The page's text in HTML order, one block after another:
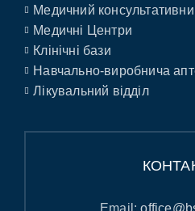
Медичний
Медичні Центри
Клінічні бази
Навчально-виробнича
Лікувальний відділ
Email: